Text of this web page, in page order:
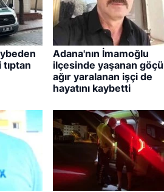
Adana'nın İmamoğlu
ilçesinde yaşanan
ağır yaralanan işçi de
hayatını kaybetti